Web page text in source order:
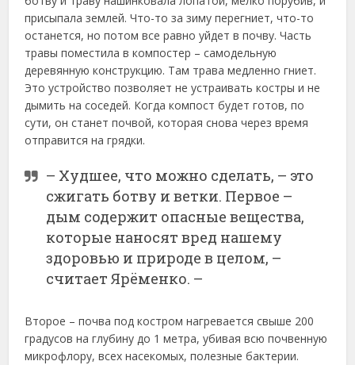
присыпала землей. Что-то за зиму перегниет, что-то
останется, но потом все равно уйдет в почву. Часть
травы поместила в компостер – самодельную
деревянную конструкцию. Там трава медленно гниет.
Это устройство позволяет не устраивать костры и не
дымить на соседей. Когда компост будет готов, по
сути, он станет почвой, которая снова через время
отправится на грядки.
– Худшее, что можно сделать, – это
сжигать ботву и ветки. Первое –
дым содержит опасные вещества,
которые наносят вред нашему
здоровью и природе в целом, –
считает Ярёменко. –
Второе – почва под костром нагревается свыше 200
градусов на глубину до 1 метра, убивая всю почвенную
микрофлору, всех насекомых, полезные бактерии.